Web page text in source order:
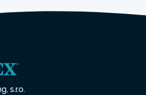
s.r.o.